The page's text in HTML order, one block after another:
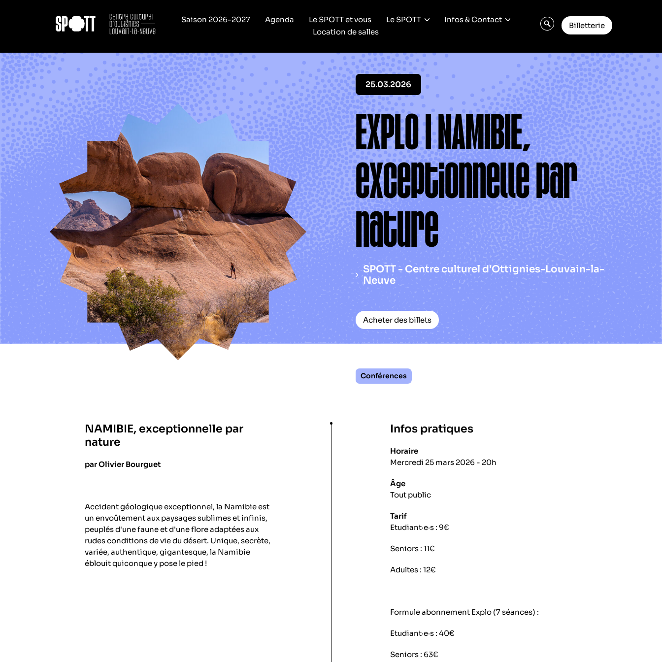
Saison 2026-2027 Agenda Le SPOTT et vous Le SPOTT
Infos & Contact
Location de salles
Billetterie
25.03.2026
EXPLO | NAMIBIE,
exceptionnelle par
nature
SPOTT - Centre culturel d'Ottignies-Louvain-la-
Neuve
Acheter des billets
Conférences
NAMIBIE, exceptionnelle par
nature
par Olivier Bourguet
Accident géologique exceptionnel, la Namibie est
un envoûtement aux paysages sublimes et infinis,
peuplés d'une faune et d'une flore adaptées aux
rudes conditions de vie du désert. Unique, secrète,
variée, authentique, gigantesque, la Namibie
éblouit quiconque y pose le pied !
Infos pratiques
Horaire
Mercredi 25 mars 2026 - 20h
Âge
Tout public
Tarif
Etudiant·e·s : 9€
Seniors : 11€
Adultes : 12€
Formule abonnement Explo (7 séances) :
Etudiant·e·s : 40€
Seniors : 63€